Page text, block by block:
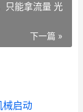
只能拿流量 光
下一篇 »
械启动